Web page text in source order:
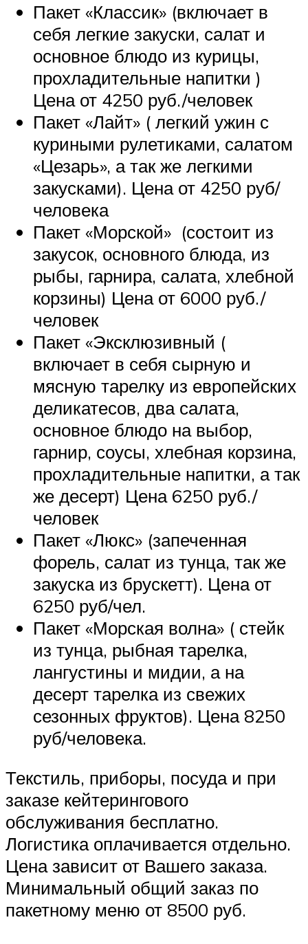
Пакет «Классик» (включает в
себя легкие закуски, салат и
основное блюдо из курицы,
прохладительные напитки )
Цена от 4250 руб./человек
Пакет «Лайт» ( легкий ужин с
куриными рулетиками, салатом
«Цезарь», а так же легкими
закусками). Цена от 4250 руб/
человека
Пакет «Морской» (состоит из
закусок, основного блюда, из
рыбы, гарнира, салата, хлебной
корзины) Цена от 6000 руб./
человек
Пакет «Эксклюзивный (
включает в себя сырную и
мясную тарелку из европейских
деликатесов, два салата,
основное блюдо на выбор,
гарнир, соусы, хлебная корзина,
прохладительные напитки, а так
же десерт) Цена 6250 руб./
человек
Пакет «Люкс» (запеченная
форель, салат из тунца, так же
закуска из брускетт). Цена от
6250 руб/чел.
Пакет «Морская волна» ( стейк
из тунца, рыбная тарелка,
лангустины и мидии, а на
десерт тарелка из свежих
сезонных фруктов). Цена 8250
руб/человека.
Текстиль, приборы, посуда и при
заказе кейтерингового
обслуживания бесплатно.
Логистика оплачивается отдельно.
Цена зависит от Вашего заказа.
Минимальный общий заказ по
пакетному меню от 8500 руб.